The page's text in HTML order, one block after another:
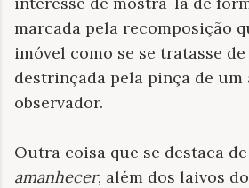
marcada pela recomposição
imóvel como se se tratasse
destrinçada pela pinça de um
observador.
Outra coisa que se destaca de
amanhecer, além dos laivos